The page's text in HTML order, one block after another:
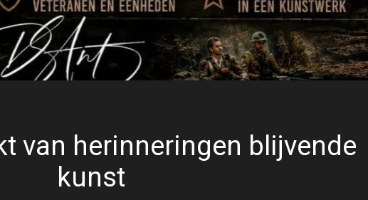
van herinneringen blijvende
kunst